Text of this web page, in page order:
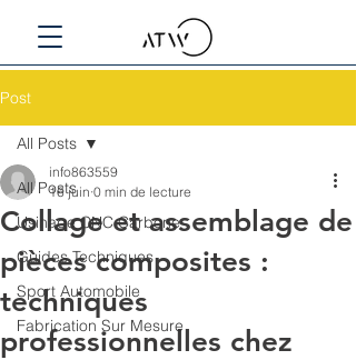
Post
All Posts
Usinage CNC Carbone
Guides Techniques
Sport Automobile
Fabrication Sur Mesure
All Posts
Collage et assemblage de
pièces composites :
techniques
professionnelles chez
info863559
16 juin 0 min de lecture